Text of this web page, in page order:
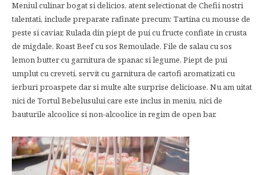
Meniul culinar bogat si delicios, atent selectionat de Chefii nostri
talentati, include preparate rafinate precum: Tartina cu mousse de
peste si caviar, Rulada din piept de pui cu fructe confiate in crusta
de migdale, Roast Beef cu sos Remoulade, File de salau cu sos
lemon butter cu garnitura de spanac si legume, Piept de pui
umplut cu creveti, servit cu garnitura de cartofi aromatizati cu
ierburi proaspete dar si multe alte surprise delicioase. Nu am uitat
nici de Tortul Bebelusului care este inclus in meniu, nici de
bauturile alcoolice si non-alcoolice in regim de open bar.